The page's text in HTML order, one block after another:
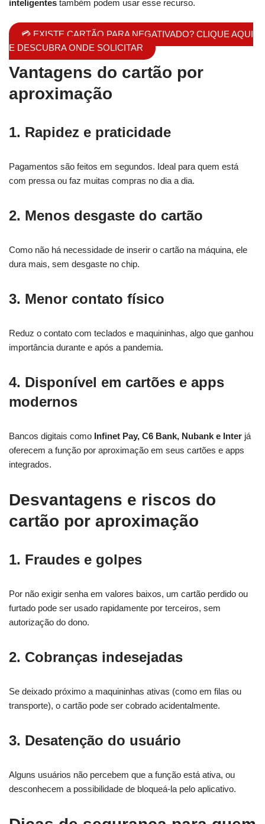
inteligentes também podem usar esse recurso.
💳 EXISTE CARTÃO PARA NEGATIVADO? CLIQUE AQUI
E DESCUBRA ONDE SOLICITAR
Vantagens do cartão por
aproximação
1. Rapidez e praticidade
Pagamentos são feitos em segundos. Ideal para quem está
com pressa ou faz muitas compras no dia a dia.
2. Menos desgaste do cartão
Como não há necessidade de inserir o cartão na máquina, ele
dura mais, sem desgaste no chip.
3. Menor contato físico
Reduz o contato com teclados e maquininhas, algo que ganhou
importância durante e após a pandemia.
4. Disponível em cartões e apps
modernos
Bancos digitais como Infinet Pay, C6 Bank, Nubank e Inter já
oferecem a função por aproximação em seus cartões e apps
integrados.
Desvantagens e riscos do
cartão por aproximação
1. Fraudes e golpes
Por não exigir senha em valores baixos, um cartão perdido ou
furtado pode ser usado rapidamente por terceiros, sem
autorização do dono.
2. Cobranças indesejadas
Se deixado próximo a maquininhas ativas (como em filas ou
transporte), o cartão pode ser cobrado acidentalmente.
3. Desatenção do usuário
Alguns usuários não percebem que a função está ativa, ou
desconhecem a possibilidade de bloqueá-la pelo aplicativo.